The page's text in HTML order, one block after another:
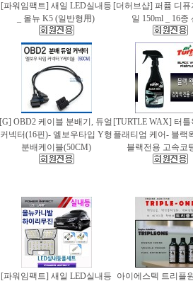
[파워임팩트] 새일 LED실내등
_ 올뉴 K5 (일반형用)
[더허브샵] 퍼퓸 디
일 150ml _ 16종
[G] OBD2 케이블 분배기, 듀얼
커넥터(16핀)- 엘보우타입 Y형
분배케이블(50CM)
[TURTLE WAX] 터
플래티엄 케어- 블랙
블랙전용 고속코
[파워임팩트] 새일 LED실내등 아이에스텍 트리플